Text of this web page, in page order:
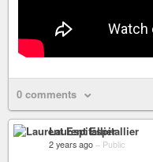
0 comments
Laurent Espitallier
2 years ago – Public